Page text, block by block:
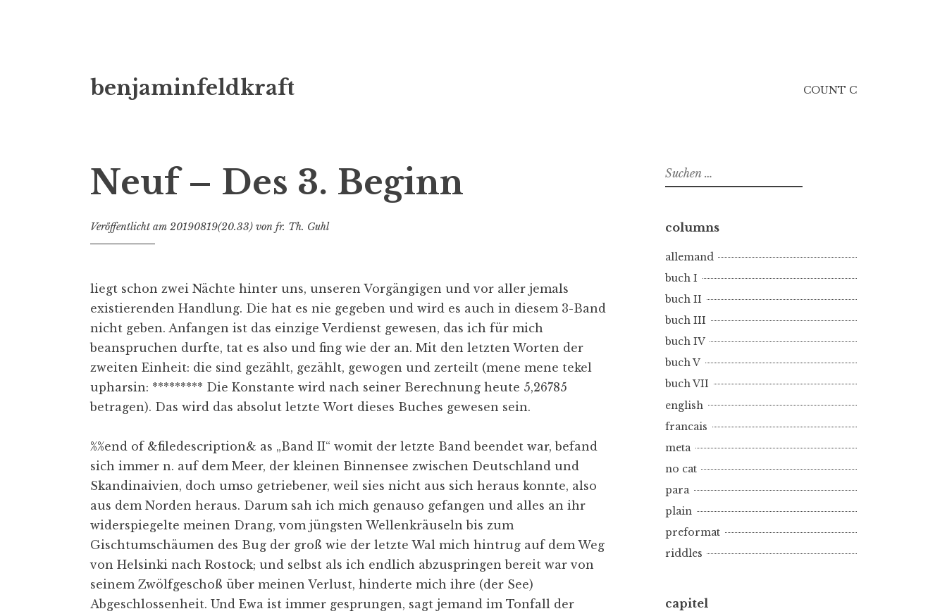
Inhalt
benjaminfeldkraft COUNT C
Neuf – Des 3. Beginn
Veröffentlicht am 20190819(20.33) von fr. Th. Guhl
liegt schon zwei Nächte hinter uns, unseren Vorgängigen und vor aller jemals
existierenden Handlung. Die hat es nie gegeben und wird es auch in diesem 3-Band
nicht geben. Anfangen ist das einzige Verdienst gewesen, das ich für mich
beanspruchen durfte, tat es also und fing wie der an. Mit den letzten Worten der
zweiten Einheit: die sind gezählt, gezählt, gewogen und zerteilt (mene mene tekel
upharsin: ********* Die Konstante wird nach seiner Berechnung heute 5,26785
betragen). Das wird das absolut letzte Wort dieses Buches gewesen sein.
%%end of &filedescription& as „Band II“ womit der letzte Band beendet war, befand
sich immer n. auf dem Meer, der kleinen Binnensee zwischen Deutschland und
Skandinaivien, doch umso getriebener, weil sies nicht aus sich heraus konnte, also
aus dem Norden heraus. Darum sah ich mich genauso gefangen und alles an ihr
widerspiegelte meinen Drang, vom jüngsten Wellenkräuseln bis zum
Gischtumschäumen des Bug der groß wie der letzte Wal mich hintrug auf dem Weg
von Helsinki nach Rostock; und selbst als ich endlich abzuspringen bereit war von
seinem Zwölfgeschoß über meinen Verlust, hinderte mich ihre (der See)
Abgeschlossenheit. Und Ewa ist immer gesprungen, sagt jemand im Tonfall der
Suchen
nach:
columns
allemand
buch I
buch II
buch III
buch IV
buch V
buch VII
english
francais
meta
no cat
para
plain
preformat
riddles
capitel